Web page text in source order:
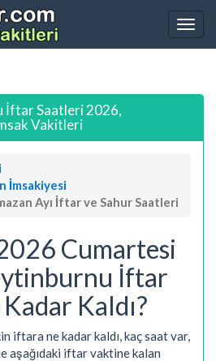
İftar Saatleri 2026,
Vakitleri
İmsakiyesi
Ayı İftar ve Sahur Saatleri
Cumartesi
İftar
Kaldı?
iftara ne kadar kaldı, kaç saat var,
aşağıdaki iftar vaktine kalan